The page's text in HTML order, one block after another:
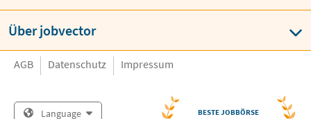
Über jobvector
AGB Datenschutz Impressum
Language
BESTE JOBBÖRSE